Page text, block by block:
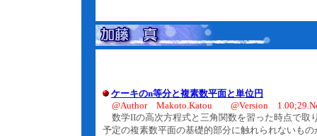
ケーキのn等分と複素数平面と単位円
@Author Makoto.Katou @Version
数学IIの高次方程式と三角関数を習った時点で取
予定の複素数平面の基礎的部分に触れられないも